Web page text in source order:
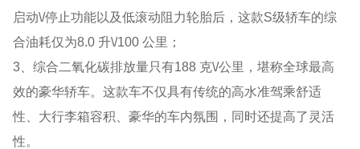
启动\/停止功能以及低滚动阻力轮胎后，这款S级轿车的综
合油耗仅为8.0 升\/100 公里；
3、综合二氧化碳排放量只有188 克\/公里，堪称全球最高
效的豪华轿车。这款车不仅具有传统的高水准驾乘舒适
性、大行李箱容积、豪华的车内氛围，同时还提高了灵活
性。